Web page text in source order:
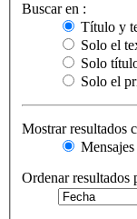
Buscar en :
Título y
Solo el
Solo
Solo el
Mostrar resultados
Mensajes
Ordenar resultados